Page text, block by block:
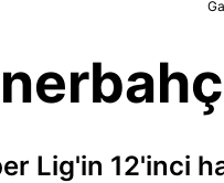
Lig'in 12'inci